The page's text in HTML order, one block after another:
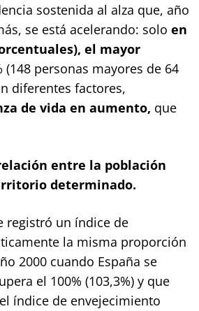
sostenida al alza que, año
se está acelerando: solo en
el mayor
personas mayores de 64
diferentes factores,
de vida en aumento, que
entre la población
determinado.
registró un índice de
la misma proporción
2000 cuando España se
el 100% (103,3%) y que
índice de envejecimiento